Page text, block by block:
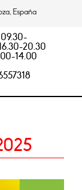
España
20.30
14.00